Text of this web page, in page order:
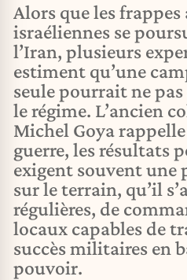
Alors que les
israéliennes se
l’Iran, plusieurs
estiment qu’une
seule pourrait ne
le régime. L’ancien
Michel Goya
guerre, les résultats
exigent souvent une
sur le terrain, qu’il
régulières, de
locaux capables de
succès militaires en
pouvoir.